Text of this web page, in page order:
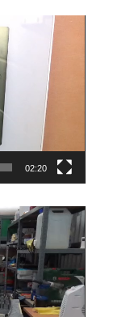
02:20